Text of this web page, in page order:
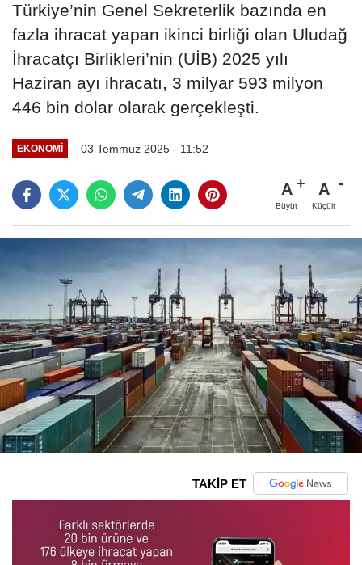
Türkiye’nin Genel Sekreterlik bazında en
fazla ihracat yapan ikinci birliği olan Uludağ
İhracatçı Birlikleri’nin (UİB) 2025 yılı
Haziran ayı ihracatı, 3 milyar 593 milyon
446 bin dolar olarak gerçekleşti.
EKONOMI 03 Temmuz 2025 - 11:52
A
Büyüt
A
Küçült
TAKİP ET